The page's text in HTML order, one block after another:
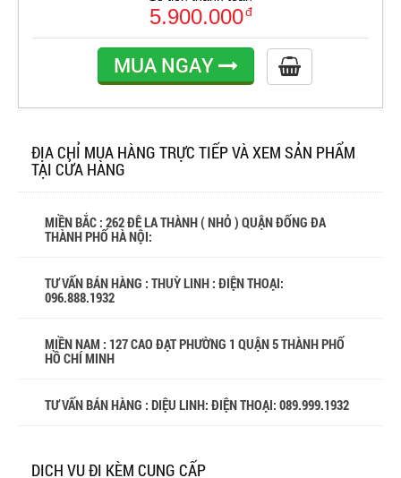
5.900.000đ
MUA NGAY
ĐỊA CHỈ MUA HÀNG TRỰC TIẾP VÀ XEM SẢN PHẨM
TẠI CỬA HÀNG
MIỀN BẮC : 262 ĐÊ LA THÀNH ( NHỎ ) QUẬN ĐỐNG ĐA
THÀNH PHỐ HÀ NỘI:
TƯ VẤN BÁN HÀNG : THUỲ LINH : ĐIỆN THOẠI:
096.888.1932
MIỀN NAM : 127 CAO ĐẠT PHƯỜNG 1 QUẬN 5 THÀNH PHỐ
HỒ CHÍ MINH
TƯ VẤN BÁN HÀNG : DIỆU LINH: ĐIỆN THOẠI: 089.999.1932
DỊCH VỤ ĐI KÈM CUNG CẤP